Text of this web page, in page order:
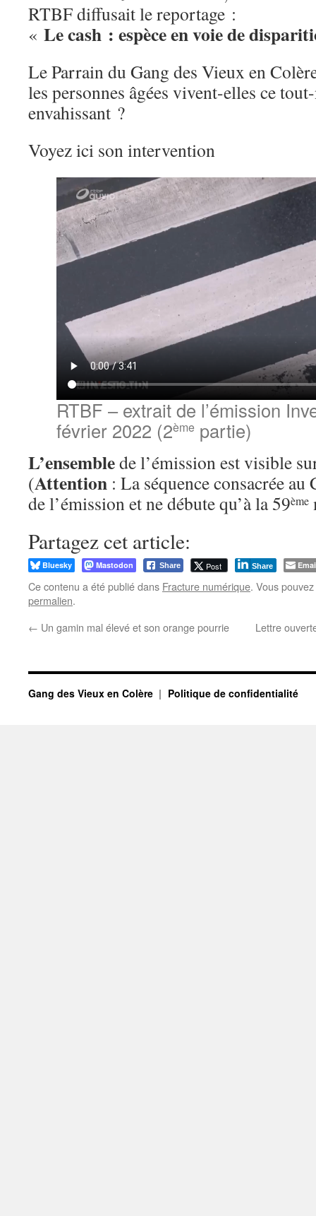
RTBF diffusait le reportage :
« Le cash : espèce en voie de
Le Parrain du Gang des Vieux en
les personnes âgées vivent-elles ce
envahissant ?
Voyez ici son intervention
RTBF – extrait de l’émission
février 2022 (2ème partie)
L’ensemblede l’émission est visible
(Attention : La séquence consacrée au
de l’émission et ne débute qu’à la 59ème
Partagez cet article:
Bluesky Mastodon Share Post Share
Ce contenu a été publié dans Fracture numérique. Vous
permalien.
← Un gamin mal élevé et son orange pourrie Lettre
Gang des Vieux en Colère Politique de confidentialité